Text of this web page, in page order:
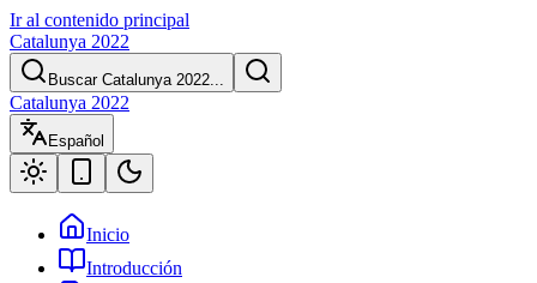
Ir al contenido principal
Catalunya 2022
Buscar Catalunya 2022...
Catalunya 2022
Español
Inicio
Introducción